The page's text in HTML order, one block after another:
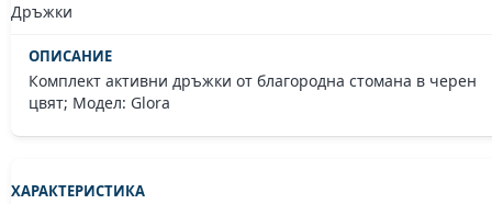
Дръжки
Комплект активни дръжки от благородна стомана в черен
цвят; Модел: Glora